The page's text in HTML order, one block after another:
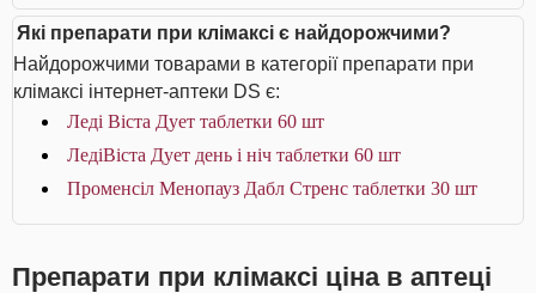
Які препарати при клімаксі є найдорожчими?
Найдорожчими товарами в категорії препарати при
клімаксі інтернет-аптеки DS є:
Леді Віста Дует таблетки 60 шт
ЛедіВіста Дует день і ніч таблетки 60 шт
Променсіл Менопауз Дабл Стренс таблетки 30 шт
Препарати при клімаксі ціна в аптеці